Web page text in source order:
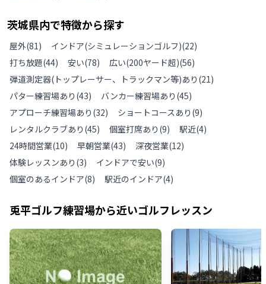
茨城県内で特徴から探す
屋外(81) インドア(シミュレーションゴルフ)(22)
打ち放題(44) 安い(78) 広い(200ヤード超)(56)
弾道測定器(トップレーサー、トラックマン等)あり (21)
パター練習場あり (43) バンカー練習場あり (45)
アプローチ練習場あり (32) ショートコースあり (9)
レンタルクラブあり (45) 個室打席あり (9) 駅近(4)
24時間営業(10) 早朝営業(43) 深夜営業(12)
体験レッスンあり (3) インドアで安い(9)
個室のあるインドア(8) 駅近のインドア(4)
兎平ゴルフ練習場から近いゴルフレッスン